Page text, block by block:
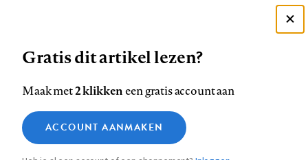
op
Facebook
op
LinkedIn
op
Bluesky
ons
op
InstagramYouTube
Footer
Contact Colofon Disclaimer Privacy
Medische vragen verdienen
betrouwbare antwoorden
Gratis dit artikel lezen?
Maak met2 klikkeneen gratis account aan
ACCOUNT AANMAKEN
Zie onze cookie policy
Analytische cookies